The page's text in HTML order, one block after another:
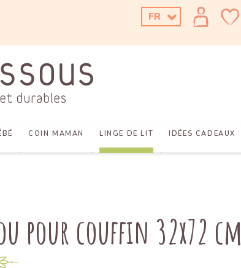
FR
COIN MAMAN LINGE DE LIT IDÉES CADEAUX
pour couffin 32x72 cm